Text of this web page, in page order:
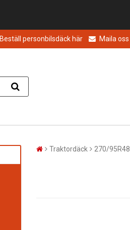
Beställ personbilsdäck här Maila oss
Traktordäck 270/95R48